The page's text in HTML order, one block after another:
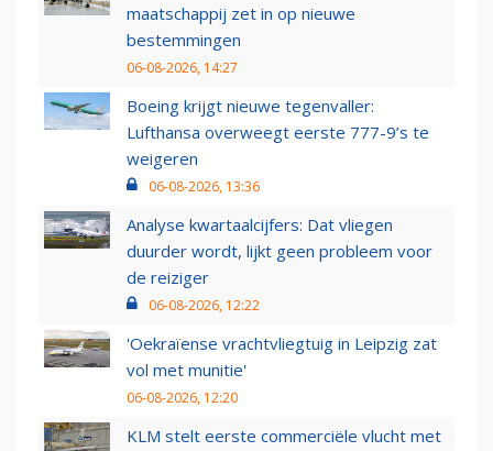
maatschappij zet in op nieuwe
bestemmingen
06-08-2026, 14:27
Boeing krijgt nieuwe tegenvaller:
Lufthansa overweegt eerste 777-9’s te
weigeren
06-08-2026, 13:36
Analyse kwartaalcijfers: Dat vliegen
duurder wordt, lijkt geen probleem voor
de reiziger
06-08-2026, 12:22
'Oekraïense vrachtvliegtuig in Leipzig zat
vol met munitie'
06-08-2026, 12:20
KLM stelt eerste commerciële vlucht met